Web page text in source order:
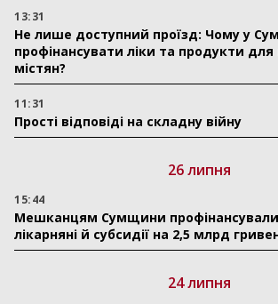
13:31
Не лише доступний проїзд: Чому у
профінансувати ліки та продукти
містян?
11:31
Прості відповіді на складну війну
26 липня
15:44
Мешканцям Сумщини профінансували
лікарняні й субсидії на 2,5 млрд
24 липня